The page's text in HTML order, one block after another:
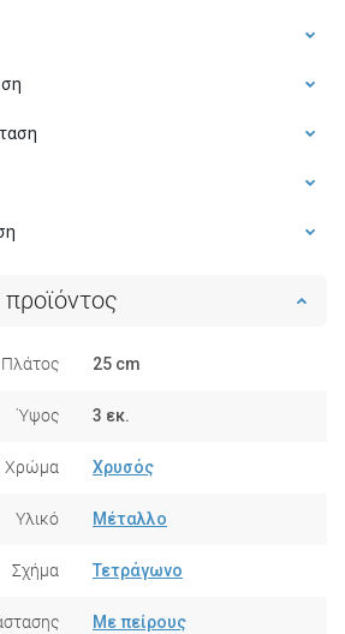
Πλάτος 25 cm
Ύψος 3 εκ.
Χρώμα Χρυσός
Υλικό Μέταλλο
Σχήμα Τετράγωνο
Με πείρους